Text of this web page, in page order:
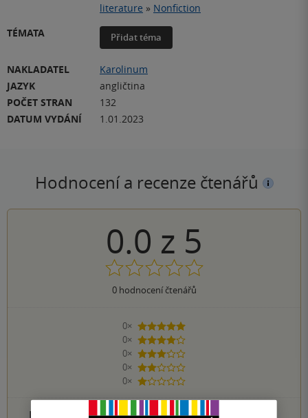
literature » Nonfiction
TÉMATA
Přidat téma
NAKLADATEL
Karolinum
JAZYK
angličtina
POČET STRAN
132
DATUM VYDÁNÍ
1.01.2023
Hodnocení a recenze čtenářů
0.0 z 5
0hodnocení čtenářů
0×
5 hvězdiček
0×
4 hvězdičky
0×
3 hvězdičky
0×
2 hvězdičky
0×
1 hvezdička
PŘIDEJTE SVÉ HODNOCENÍ PRODUKTU